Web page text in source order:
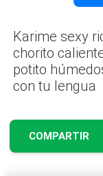
Karime sexy
chorito
potito
con tu lengua
COMPARTIR